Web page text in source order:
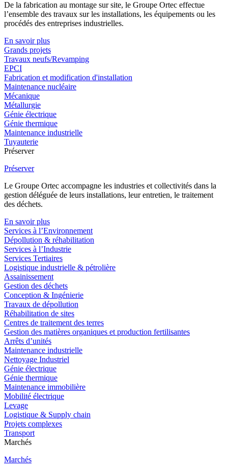
De la fabrication au montage sur site, le Groupe Ortec effectue
l’ensemble des travaux sur les installations, les équipements ou les
procédés des entreprises industrielles.
En savoir plus
Grands projets
Travaux neufs/Revamping
EPCI
Fabrication et modification d'installation
Maintenance nucléaire
Mécanique
Métallurgie
Génie électrique
Génie thermique
Maintenance industrielle
Tuyauterie
Préserver
Préserver
Le Groupe Ortec accompagne les industries et collectivités dans la
gestion déléguée de leurs installations, leur entretien, le traitement
des déchets.
En savoir plus
Services à l’Environnement
Dépollution & réhabilitation
Services à l’Industrie
Services Tertiaires
Logistique industrielle & pétrolière
Assainissement
Gestion des déchets
Conception & Ingénierie
Travaux de dépollution
Réhabilitation de sites
Centres de traitement des terres
Gestion des matières organiques et production fertilisantes
Arrêts d’unités
Maintenance industrielle
Nettoyage Industriel
Génie électrique
Génie thermique
Maintenance immobilière
Mobilité électrique
Levage
Logistique & Supply chain
Projets complexes
Transport
Marchés
Marchés